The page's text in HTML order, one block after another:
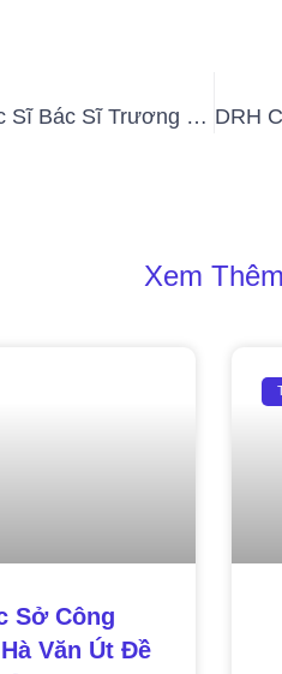
Da liễu thẩm mỹ – Thạc Sĩ Bác Sĩ Trương Hương: Đơn vị đầu tiên tại TP. Điện Biên tiếp nhận công nghệ Q-PLUS A EVO châu Âu
Xem Thêm
Sở Công
Văn Út Đề